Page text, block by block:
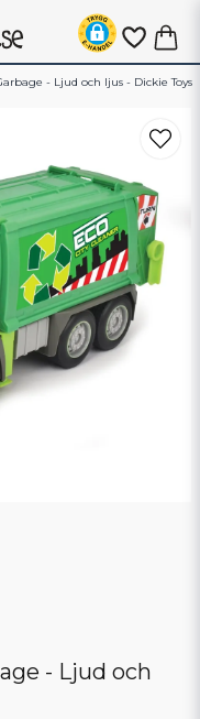
- Ljud och ljus - Dickie Toys
- Ljud och